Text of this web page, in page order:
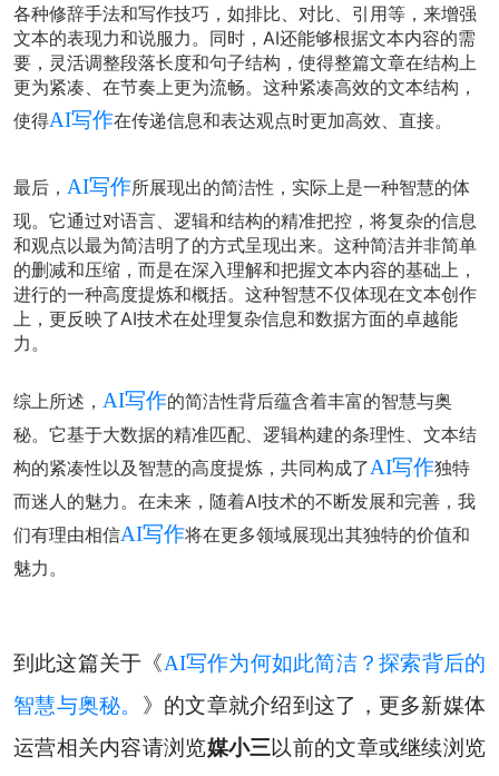
各种修辞手法和写作技巧，如排比、对比、引用等，来增强
文本的表现力和说服力。同时，AI还能够根据文本内容的需
要，灵活调整段落长度和句子结构，使得整篇文章在结构上
更为紧凑、在节奏上更为流畅。这种紧凑高效的文本结构，
使得AI写作在传递信息和表达观点时更加高效、直接。
最后， AI写作所展现出的简洁性，实际上是一种智慧的体
现。它通过对语言、逻辑和结构的精准把控，将复杂的信息
和观点以最为简洁明了的方式呈现出来。这种简洁并非简单
的删减和压缩，而是在深入理解和把握文本内容的基础上，
进行的一种高度提炼和概括。这种智慧不仅体现在文本创作
上，更反映了AI技术在处理复杂信息和数据方面的卓越能
力。
综上所述， AI写作的简洁性背后蕴含着丰富的智慧与奥
秘。它基于大数据的精准匹配、逻辑构建的条理性、文本结
构的紧凑性以及智慧的高度提炼，共同构成了AI写作独特
而迷人的魅力。在未来，随着AI技术的不断发展和完善，我
们有理由相信AI写作将在更多领域展现出其独特的价值和
魅力。
到此这篇关于《AI写作为何如此简洁？探索背后的
智慧与奥秘。 》的文章就介绍到这了，更多新媒体
运营相关内容请浏览媒小三以前的文章或继续浏览